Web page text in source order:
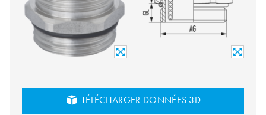
TÉLÉCHARGER DONNÉES 3D